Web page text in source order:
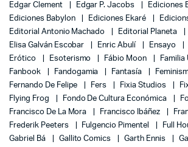
Edgar Clement
Edgar P. Jacobs
Ediciones
Ediciones Babylon
Ediciones Ekaré
Editorial Antonio Machado
Editorial Planeta
Elisa Galván Escobar
Enric Abulí Ensayo
Erótico
Esoterismo Fábio Moon
Familia
Fanbook
Fandogamia Fantasía
Fernando De Felipe
Fers Fixia Studios
Flying Frog
Fondo De Cultura Económica
Francisco De La Mora
Francisco Ibáñez
Frederik Peeters
Fulgencio Pimentel Full
Gabriel Bá
Gallito Comics Garth Ennis